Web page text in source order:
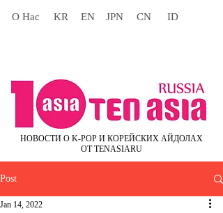
О Нас KR EN JPN CN ID
НОВОСТИ О K-POP И КОРЕЙСКИХ АЙДОЛАХ
ОТ TENASIARU
Post
Jan 14, 2022